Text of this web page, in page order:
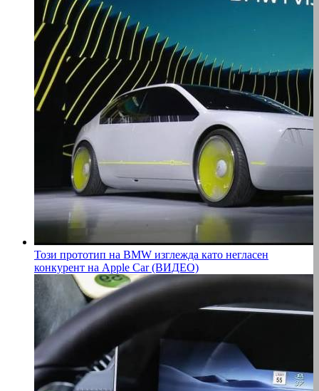
Този прототип на BMW изглежда като негласен
конкурент на Apple Car (ВИДЕО)